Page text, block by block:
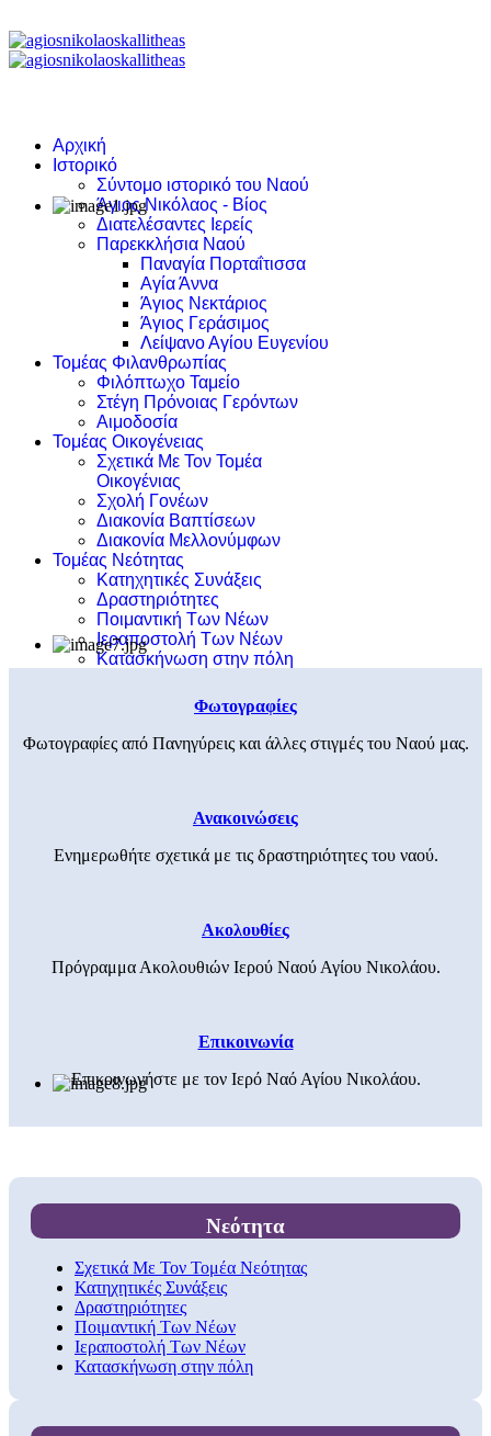
Αρχική
Ιστορικό
Σύντομο ιστορικό του Ναού
Άγιος Νικόλαος - Βίος
Διατελέσαντες Ιερείς
Παρεκκλήσια Ναού
Παναγία Πορταΐτισσα
Αγία Άννα
Άγιος Νεκτάριος
Άγιος Γεράσιμος
Λείψανο Αγίου Ευγενίου
Τομέας Φιλανθρωπίας
Φιλόπτωχο Ταμείο
Στέγη Πρόνοιας Γερόντων
Αιμοδοσία
Τομέας Οικογένειας
Σχετικά Με Τον Τομέα
Οικογένιας
Σχολή Γονέων
Διακονία Βαπτίσεων
Διακονία Μελλονύμφων
Τομέας Νεότητας
Κατηχητικές Συνάξεις
Δραστηριότητες
Ποιμαντική Των Νέων
Ιεραποστολή Των Νέων
Κατασκήνωση στην πόλη
Φωτογραφίες
Φωτογραφίες από Πανηγύρεις και άλλες στιγμές του Ναού μας.
Ανακοινώσεις
Ενημερωθήτε σχετικά με τις δραστηριότητες του ναού.
Ακολουθίες
Πρόγραμμα Ακολουθιών Ιερού Ναού Αγίου Νικολάου.
Επικοινωνία
Επικοινωνήστε με τον Ιερό Ναό Αγίου Νικολάου.
Νεότητα
Σχετικά Με Τον Τομέα Νεότητας
Κατηχητικές Συνάξεις
Δραστηριότητες
Ποιμαντική Των Νέων
Ιεραποστολή Των Νέων
Κατασκήνωση στην πόλη